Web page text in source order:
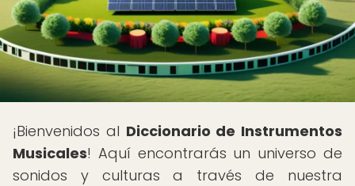
¡Bienvenidos al Diccionario de Instrumentos
Musicales! Aquí encontrarás un universo de
sonidos y culturas a través de nuestra